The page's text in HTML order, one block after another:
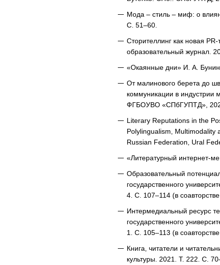
Мода – стиль – миф: о
С. 51–60.
Сторителлинг как новая
образовательный журнал.
«Окаянные дни» И. А.
От малинового берета до
коммуникации в
ФГБОУВО «СПбГУПТД»,
Literary Reputations in the
Polylingualism, Multimodality
Russian Federation, Ural
«Литературный интернет-
Образовательный
государственного
4. С. 107–114 (в
Интермедиальный ресурс
государственного
1. С. 105–113 (в
Книга, читатели и
культуры. 2021. Т. 222. С.